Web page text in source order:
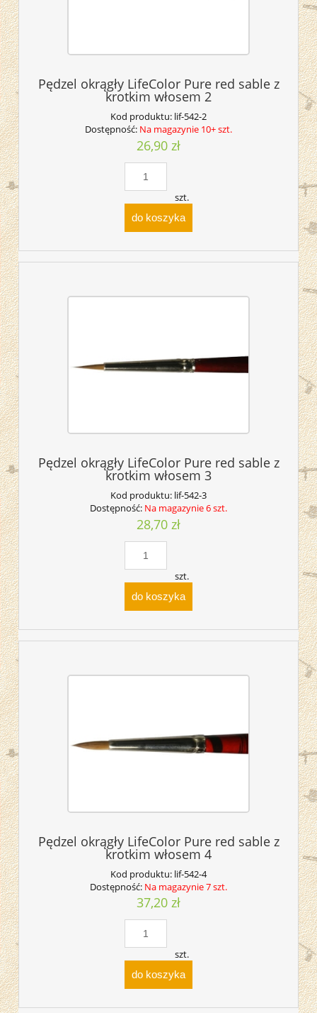
Pędzel okrągły LifeColor Pure red sable z
krotkim włosem 2
Kod produktu: lif-542-2
Dostępność: Na magazynie 10+ szt.
26,90 zł
szt.
do koszyka
Pędzel okrągły LifeColor Pure red sable z
krotkim włosem 3
Kod produktu: lif-542-3
Dostępność: Na magazynie 6 szt.
28,70 zł
szt.
do koszyka
Pędzel okrągły LifeColor Pure red sable z
krotkim włosem 4
Kod produktu: lif-542-4
Dostępność: Na magazynie 7 szt.
37,20 zł
szt.
do koszyka